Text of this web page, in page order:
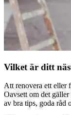
Vilket är ditt
Att renovera ett eller
Oavsett om det
av bra tips, goda råd